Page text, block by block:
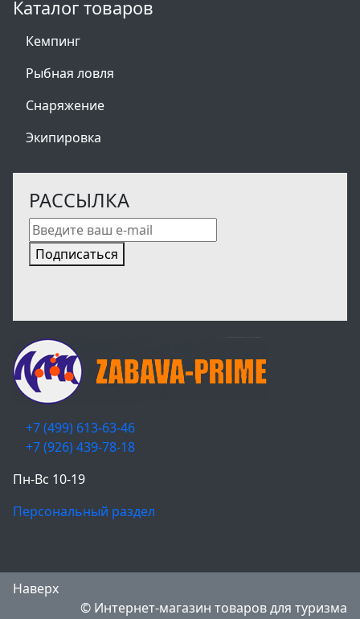
Каталог товаров
Кемпинг
Рыбная ловля
Снаряжение
Экипировка
РАССЫЛКА
Подписаться
+7 (499) 613-63-46
+7 (926) 439-78-18
Пн-Вс 10-19
Персональный раздел
Наверх
© Интернет-магазин товаров для туризма